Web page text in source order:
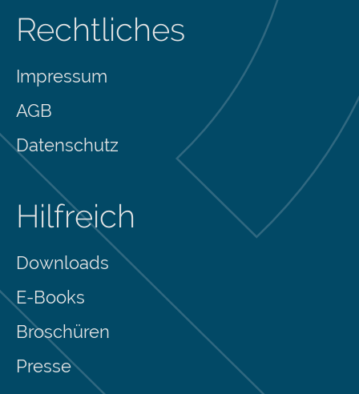
Rechtliches
Impressum
AGB
Datenschutz
Hilfreich
Downloads
E-Books
Broschüren
Presse